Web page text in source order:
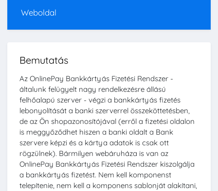
Weboldal
Bemutatás
Az OnlinePay Bankkártyás Fizetési Rendszer -
általunk felügyelt nagy rendelkezésre állású
felhőalapú szerver - végzi a bankkártyás fizetés
lebonyolítását a banki szerverrel összeköttetésben,
de az Ön shopazonosítójával (erről a fizetési oldalon
is meggyőződhet hiszen a banki oldalt a Bank
szervere képzi és a kártya adatok is csak ott
rögzülnek). Bármilyen webáruháza is van az
OnlinePay Bankkártyás Fizetési Rendszer kiszolgálja
a bankkártyás fizetést. Nem kell komponenst
telepítenie, nem kell a komponens sablonját alakítani,